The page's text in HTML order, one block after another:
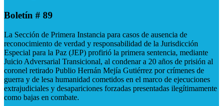
Boletín # 89
La Sección de Primera Instancia para casos de ausencia de
reconocimiento de verdad y responsabilidad de la Jurisdicción
Especial para la Paz (JEP) profirió la primera sentencia, mediante
Juicio Adversarial Transicional, al condenar a 20 años de prisión al
coronel retirado Publio Hernán Mejía Gutiérrez por crímenes de
guerra y de lesa humanidad cometidos en el marco de ejecuciones
extrajudiciales y desapariciones forzadas presentadas ilegítimamente
como bajas en combate.